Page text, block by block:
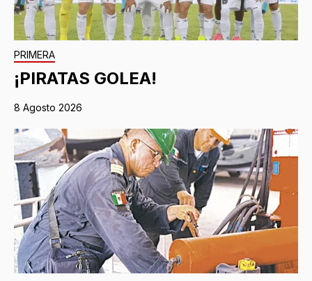
PRIMERA
¡PIRATAS GOLEA!
8 Agosto 2026